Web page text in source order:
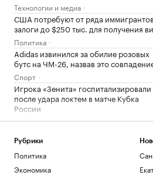
Технологии и медиа
США потребуют от ряда иммигрантов
залоги до $250 тыс. для получения
Политика
Adidas извинился за обилие розовых
бутс на ЧМ-26, назвав это
Спорт
Игрока «Зенита» госпитализировали
после удара локтем в матче Кубка
России
Спорт
некоторых грузовиков Dongfeng и
Zoomlion
Бизнес
Рубрики
Политика
Экономика